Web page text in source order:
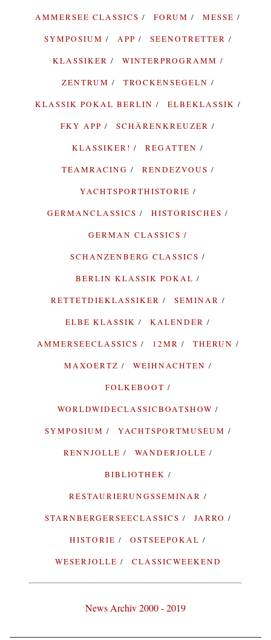
AMMERSEE CLASSICS
FORUM
MESSE
SYMPOSIUM
APP
SEENOTRETTER
KLASSIKER
WINTERPROGRAMM
ZENTRUM
TROCKENSEGELN
KLASSIK POKAL BERLIN
ELBEKLASSIK
FKY APP
SCHÄRENKREUZER
KLASSIKER!
REGATTEN
TEAMRACING
RENDEZVOUS
YACHTSPORTHISTORIE
GERMANCLASSICS
HISTORISCHES
GERMAN CLASSICS
SCHANZENBERG CLASSICS
BERLIN KLASSIK POKAL
RETTETDIEKLASSIKER
SEMINAR
ELBE KLASSIK
KALENDER
AMMERSEECLASSICS
12MR
THERUN
MAXOERTZ
WEIHNACHTEN
FOLKEBOOT
WORLDWIDECLASSICBOATSHOW
SYMPOSIUM
YACHTSPORTMUSEUM
RENNJOLLE
WANDERJOLLE
BIBLIOTHEK
RESTAURIERUNGSSEMINAR
STARNBERGERSEECLASSICS
JARRO
HISTORIE
OSTSEEPOKAL
WESERJOLLE
CLASSICWEEKEND
News Archiv 2000 - 2019